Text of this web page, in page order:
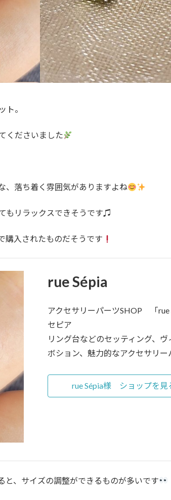
ト。
くださいました
、落ち着く雰囲気がありますよね
もリラックスできそうです♫
購入されたものだそうです
rue Sépia
アクセサリーパーツSHOP 「rue
セピア
リング台などのセッティング、ヴ
ボション、魅力的なアクセサリー
rue Sépia様 ショップを見
と、サイズの調整ができるものが多いです